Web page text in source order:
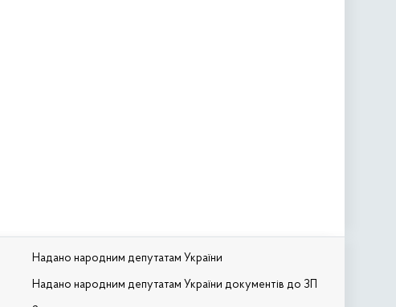
Надано народним депутатам України
Надано народним депутатам України документів до ЗП